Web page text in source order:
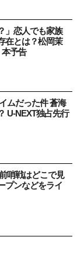
」恋人でも家族
在とは？松岡茉
予告
ムだった件 蒼海
U-NEXT独占先行
哨戦はどこで見
プンなどをライ